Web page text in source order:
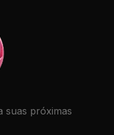
suas próximas